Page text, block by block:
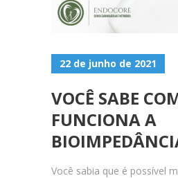
22 de junho de 2021
VOCÊ SABE
FUNCIONA A
Você sabia que é possível